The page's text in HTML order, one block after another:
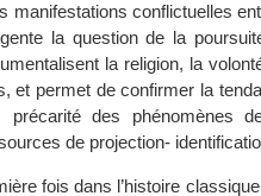
manifestations conflictuelles
la question de la
la religion, la
et permet de confirmer la
précarité des phénomènes
de projection-
fois dans l’histoire